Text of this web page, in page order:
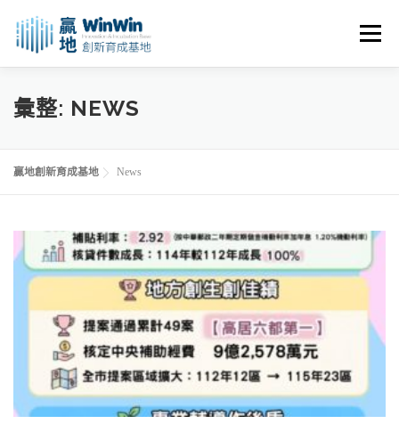
選單
關於我們 最新消息
進駐申請 活動花絮
彙整: NEWS
贏地創新育成基地 News